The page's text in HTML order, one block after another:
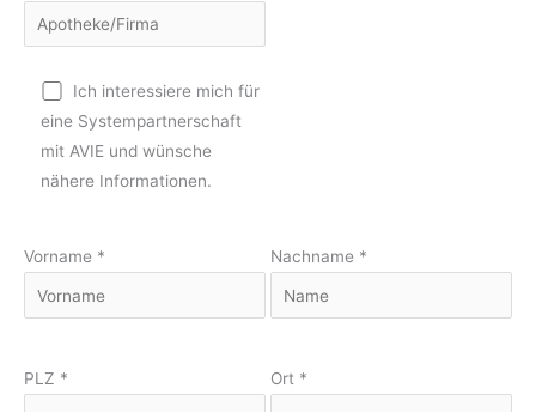
Ich interessiere mich für
eine Systempartnerschaft
mit AVIE und wünsche
nähere Informationen.
Vorname * Nachname *
PLZ * Ort *